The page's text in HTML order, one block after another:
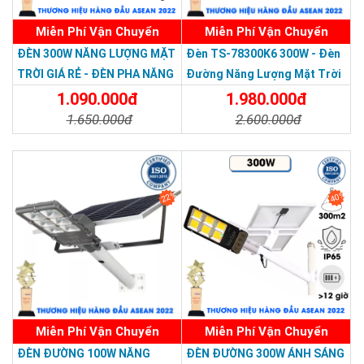
Thương hiệu dẫn đầu Việt Nam 2023
Miễn Phí Vận Chuyển
ĐÈN 300W NĂNG LƯỢNG MẶT
TRỜI GIÁ RẺ - ĐÈN PHA NĂNG
LƯỢNG MẶT TRỜI 300W MẪU
1.090.000đ
1.650.000đ
Miễn Phí Vận Chuyển
Đèn TS-78300K6 300W - Đèn
Đường Năng Lượng Mặt Trời
300W TS-78300K6 - Solar
Light 300W
1.980.000đ
2.600.000đ
22%
Miễn Phí Vận Chuyển
ĐÈN ĐƯỜNG 100W NĂNG
40%
Miễn Phí Vận Chuyển
ĐÈN ĐƯỜNG 300W ÁNH SÁNG